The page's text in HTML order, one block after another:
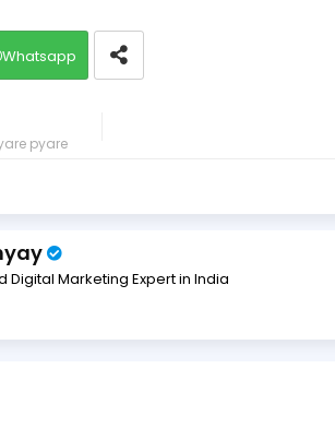
Whatsapp
pyare
Marketing Expert in India